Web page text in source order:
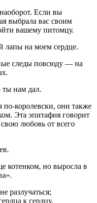
Если вы
выбрала вас своим
вашему питомцу.
лапы на моем сердце.
следы повсюду — на
ты нам дал.
по-королевски, они также
Эта эпитафия говорит
свою любовь от всего
котенком, но выросла в
разлучаться;
к сердцу.